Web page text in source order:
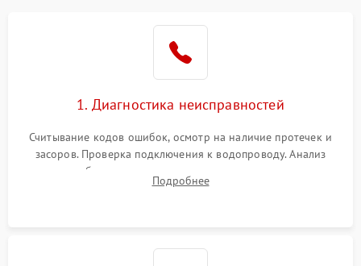
1700 ₽
циркуляционным насосом
2100 ₽ Подробнее →
1. Диагностика неисправностей
Считывание кодов ошибок, осмотр на наличие протечек и
засоров. Проверка подключения к водопроводу. Анализ
жалоб на отсутствие слива, нагрева, вращения
разбрызгивателей или срабатывание системы защиты
Подробнее